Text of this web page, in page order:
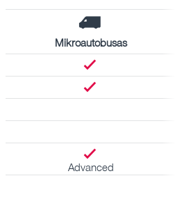
Mikroautobusas
Advanced